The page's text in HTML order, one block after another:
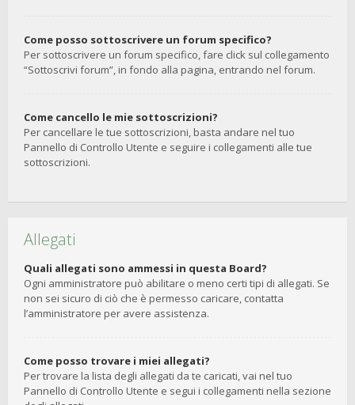
Come posso sottoscrivere un forum specifico?
Per sottoscrivere un forum specifico, fare click sul collegamento
“Sottoscrivi forum”, in fondo alla pagina, entrando nel forum.
Come cancello le mie sottoscrizioni?
Per cancellare le tue sottoscrizioni, basta andare nel tuo
Pannello di Controllo Utente e seguire i collegamenti alle tue
sottoscrizioni.
Allegati
Quali allegati sono ammessi in questa Board?
Ogni amministratore può abilitare o meno certi tipi di allegati. Se
non sei sicuro di ciò che è permesso caricare, contatta
l’amministratore per avere assistenza.
Come posso trovare i miei allegati?
Per trovare la lista degli allegati da te caricati, vai nel tuo
Pannello di Controllo Utente e segui i collegamenti nella sezione